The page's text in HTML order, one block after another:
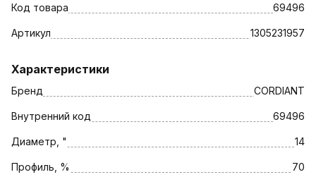
Код товара 69496
Артикул 1305231957
Характеристики
Бренд CORDIANT
Внутренний код 69496
Диаметр, " 14
Профиль, % 70